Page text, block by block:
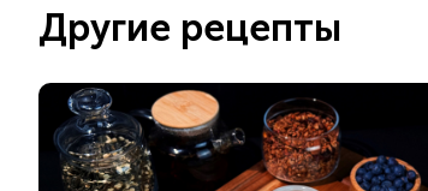
Другие рецепты